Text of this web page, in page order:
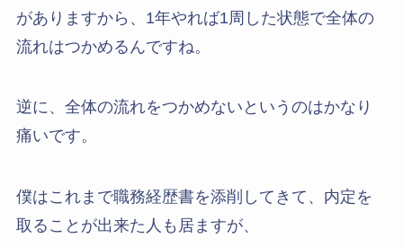
がありますから、1年やれば1周した状態で全体の
流れはつかめるんですね。
逆に、全体の流れをつかめないというのはかなり
痛いです。
僕はこれまで職務経歴書を添削してきて、内定を
取ることが出来た人も居ますが、